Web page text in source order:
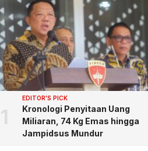
1
EDITOR'S PICK
Kronologi Penyitaan Uang
Miliaran, 74 Kg Emas hingga
Jampidsus Mundur